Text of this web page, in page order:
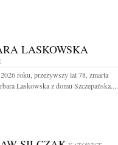
LASKOWSKA
roku, przeżywszy lat 78, zmarła
Laskowska z domu Szczepańska....